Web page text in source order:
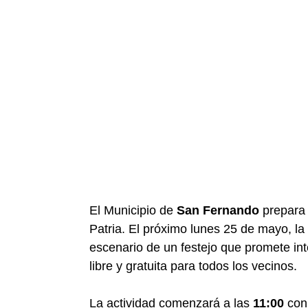
El Municipio de San Fernando
Patria. El próximo lunes 25 de mayo, la
escenario de un festejo que promete
libre y gratuita para todos los vecinos.
La actividad comenzará a las 11:00